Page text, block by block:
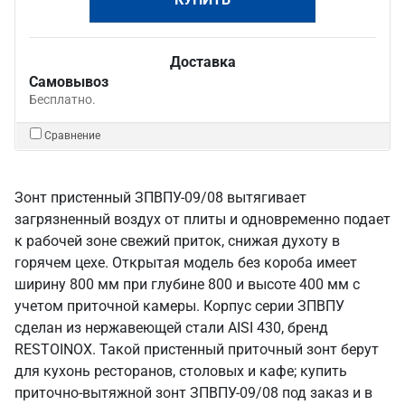
Доставка
Самовывоз
Бесплатно.
Сравнение
Зонт пристенный ЗПВПУ-09/08 вытягивает
загрязненный воздух от плиты и одновременно подает
к рабочей зоне свежий приток, снижая духоту в
горячем цехе. Открытая модель без короба имеет
ширину 800 мм при глубине 800 и высоте 400 мм с
учетом приточной камеры. Корпус серии ЗПВПУ
сделан из нержавеющей стали AISI 430, бренд
RESTOINOX. Такой пристенный приточный зонт берут
для кухонь ресторанов, столовых и кафе; купить
приточно-вытяжной зонт ЗПВПУ-09/08 под заказ и в